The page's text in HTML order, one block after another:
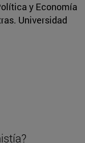
y Economía
Universidad